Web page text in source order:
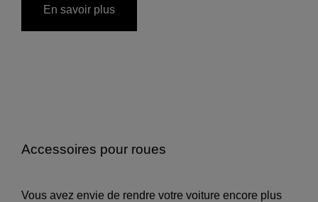
En savoir plus
Accessoires pour roues
Vous avez envie de rendre votre voiture encore plus